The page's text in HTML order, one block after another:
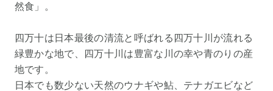
然食」。
四万十は日本最後の清流と呼ばれる四万十川が流れる
緑豊かな地で、四万十川は豊富な川の幸や青のりの産
地です。
日本でも数少ない天然のウナギや鮎、テナガエビなど